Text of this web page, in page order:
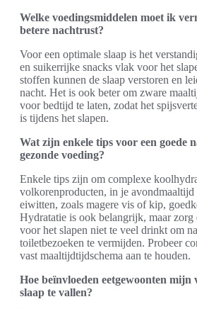
Welke voedingsmiddelen moet ik
betere nachtrust?
Voor een optimale slaap is het
en suikerrijke snacks vlak voor het
stoffen kunnen de slaap verstoren en
nacht. Het is ook beter om zware
voor bedtijd te laten, zodat het
is tijdens het slapen.
Wat zijn enkele tips voor een goede
gezonde voeding?
Enkele tips zijn om complexe
volkorenproducten, in je avondmaaltijd
eiwitten, zoals magere vis of kip,
Hydratatie is ook belangrijk, maar
voor het slapen niet te veel drinkt om
toiletbezoeken te vermijden. Probeer
vast maaltijdtijdschema aan te houden.
Hoe beïnvloeden eetgewoonten mijn
slaap te vallen?